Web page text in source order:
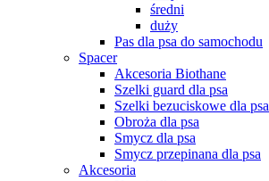
średni
duży
Pas dla psa do samochodu
Spacer
Akcesoria Biothane
Szelki guard dla psa
Szelki bezuciskowe dla psa
Obroża dla psa
Smycz dla psa
Smycz przepinana dla psa
Akcesoria